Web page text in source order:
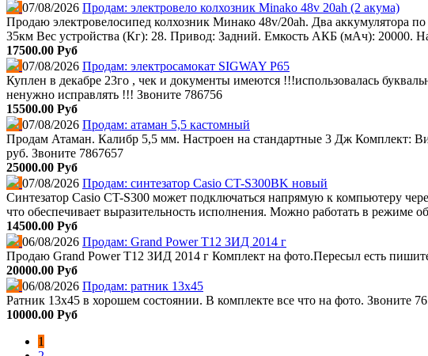
07/08/2026 Продам: электровело колхозник Minako 48v 20ah (2 акума)
Продаю электровелосипед колхозник Минако 48v/20ah. Два аккумулятора
35км Вес устройства (Кг): 28. Привод: Задний. Емкость АКБ (мАч): 20000.
17500.00 Руб
07/08/2026 Продам: электросамокат SIGWAY P65
Куплен в декабре 23го , чек и документы имеются !!!использовалась
ненужно исправлять !!! Звоните 786756
15500.00 Руб
07/08/2026 Продам: атаман 5,5 кастомный
Продам Атаман. Калибр 5,5 мм. Настроен на стандартные 3 Дж Комплект:
руб. Звоните 7867657
25000.00 Руб
07/08/2026 Продам: синтезатор Casio CT-S300BK новый
Синтезатор Casio CT-S300 может подключаться напрямую к компьютеру
что обеспечивает выразительность исполнения. Можно работать в режиме
14500.00 Руб
06/08/2026 Продам: Grand Power T12 ЗИД 2014 г
Продаю Grand Power T12 ЗИД 2014 г Комплект на фото.Пересыл есть
20000.00 Руб
06/08/2026 Продам: ратник 13х45
Ратник 13х45 в хорошем состоянии. В комплекте все что на фото. Звоните
10000.00 Руб
1